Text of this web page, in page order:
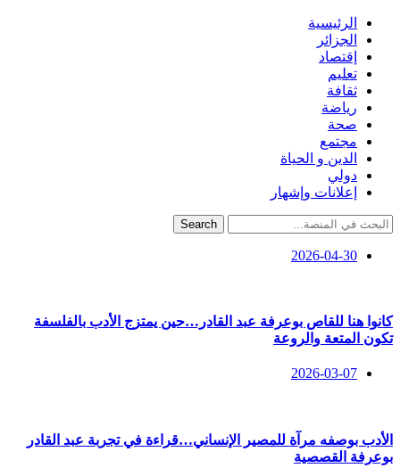
الرئيسية
الجزائر
إقتصاد
تعليم
ثقافة
رياضة
صحة
مجتمع
الدين و الحياة
دولي
إعلانات وإشهار
Search
2026-04-30
كانوا هنا للقاص بوعرفة عبد القادر…حين يمتزج الأدب بالفلسفة
تكون المتعة والروعة
2026-03-07
الأدب بوصفه مرآة للمصير الإنساني…قراءة في تجربة عبد القادر
بوعرفة القصصية